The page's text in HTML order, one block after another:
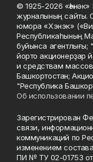
© 1925-2026
журналының сайты.
юмора «Хэнэк»
Республикаһының
буйынса агентлығы;
йорто акционерҙар
и средствам
Башкортостан;
"Республика
Об использовании
Зарегистрирован
связи,
коммуникаций по
изменением
ПИ № ТУ 02-01753 от